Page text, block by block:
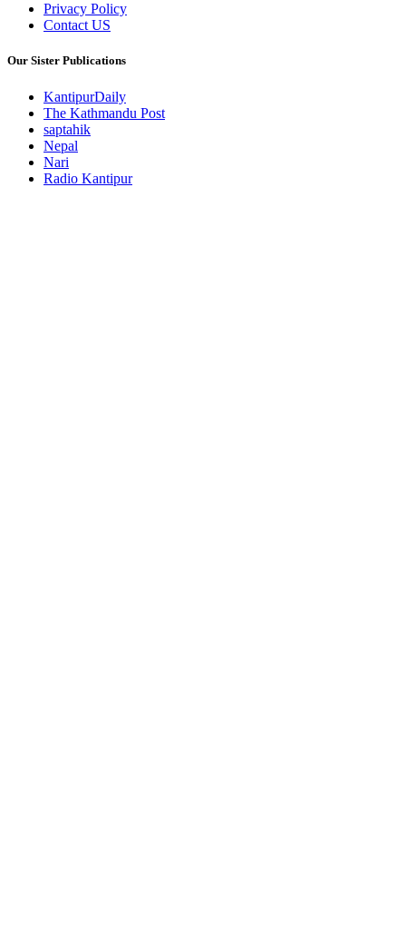
Privacy Policy
Contact US
Our Sister Publications
KantipurDaily
The Kathmandu Post
saptahik
Nepal
Nari
Radio Kantipur